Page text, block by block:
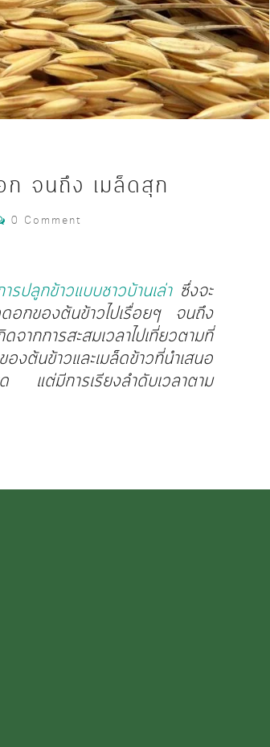
จนถึง เมล็ดสุก
Comments
0 Comment
รปลูกข้าวแบบชาวบ้านเล่าซึ่งจะ
อกของต้นข้าวไปเรื่อยๆ จนถึง
กการสะสมเวลาไปเที่ยวตามที่
งต้นข้าวและเมล็ดข้าวที่นำเสนอ
ด แต่มีการเรียงลำดับเวลาตาม